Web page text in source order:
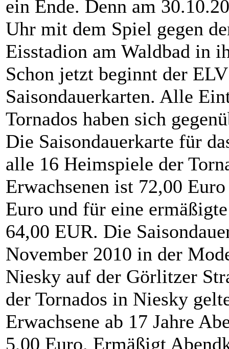
ein Ende. Denn am
Uhr mit dem Spiel gegen
Eisstadion am Waldbad in
Schon jetzt beginnt der
Saisondauerkarten. Alle
Tornados haben sich
Die Saisondauerkarte für
alle 16 Heimspiele der
Erwachsenen ist 72,00
Euro und für eine
64,00 EUR. Die
November 2010 in der
Niesky auf der Görlitzer
der Tornados in Niesky
Erwachsene ab 17 Jahre
5,00 Euro. Ermäßigt